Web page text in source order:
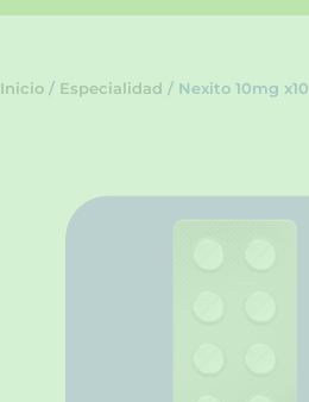
Inicio / Especialidad / Nexito 10mg x10